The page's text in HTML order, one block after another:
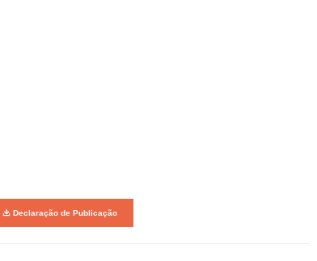
Declaração de Publicação